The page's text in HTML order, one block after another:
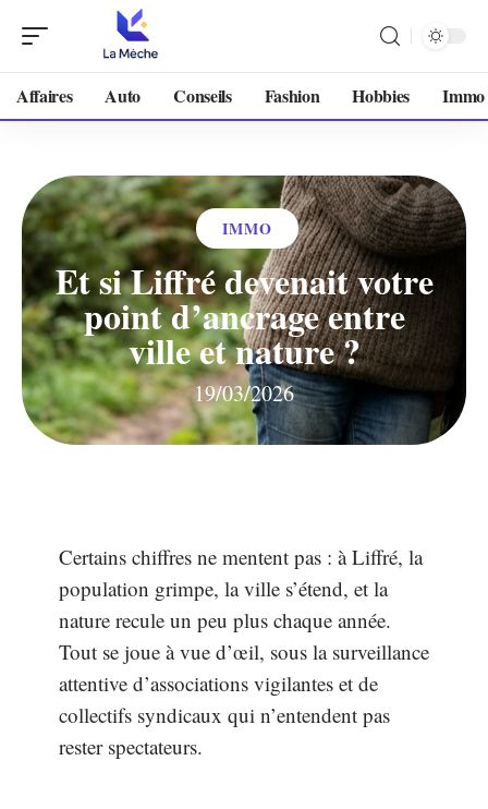
Affaires Auto Conseils Fashion Hobbies Immo
IMMO
Et si Liffré devenait votre
point d’ancrage entre
ville et nature ?
19/03/2026
Certains chiffres ne mentent pas : à Liffré, la
population grimpe, la ville s’étend, et la
nature recule un peu plus chaque année.
Tout se joue à vue d’œil, sous la surveillance
attentive d’associations vigilantes et de
collectifs syndicaux qui n’entendent pas
rester spectateurs.